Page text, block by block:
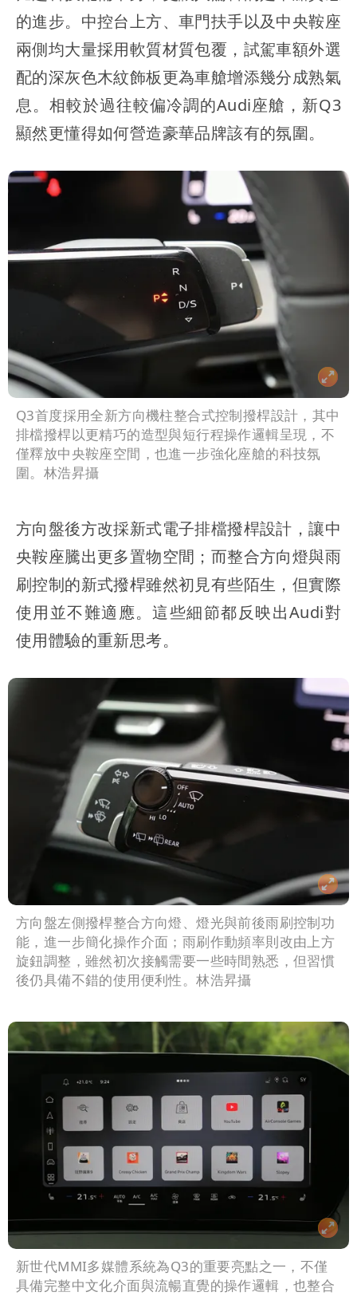
的進步。中控台上方、車門扶手以及中央鞍座
兩側均大量採用軟質材質包覆，試駕車額外選
配的深灰色木紋飾板更為車艙增添幾分成熟氣
息。相較於過往較偏冷調的Audi座艙，新Q3
顯然更懂得如何營造豪華品牌該有的氛圍。
Q3首度採用全新方向機柱整合式控制撥桿設計，其中
排檔撥桿以更精巧的造型與短行程操作邏輯呈現，不
僅釋放中央鞍座空間，也進一步強化座艙的科技氛
圍。林浩昇攝
方向盤後方改採新式電子排檔撥桿設計，讓中
央鞍座騰出更多置物空間；而整合方向燈與雨
刷控制的新式撥桿雖然初見有些陌生，但實際
使用並不難適應。這些細節都反映出Audi對
使用體驗的重新思考。
方向盤左側撥桿整合方向燈、燈光與前後雨刷控制功
能，進一步簡化操作介面；雨刷作動頻率則改由上方
旋鈕調整，雖然初次接觸需要一些時間熟悉，但習慣
後仍具備不錯的使用便利性。林浩昇攝
新世代MMI多媒體系統為Q3的重要亮點之一，不僅
具備完整中文化介面與流暢直覺的操作邏輯，也整合